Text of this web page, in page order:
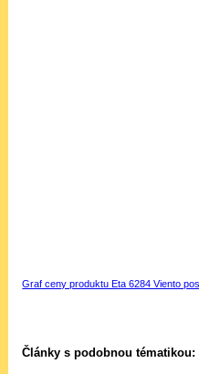
Graf ceny produktu Eta 6284 Viento
Články s podobnou tématikou: